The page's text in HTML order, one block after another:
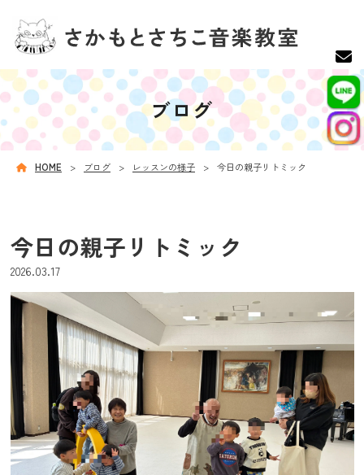
ブログ
HOME ブログ レッスンの様子 今日の親子リトミック
今日の親子リトミック
2026.03.17